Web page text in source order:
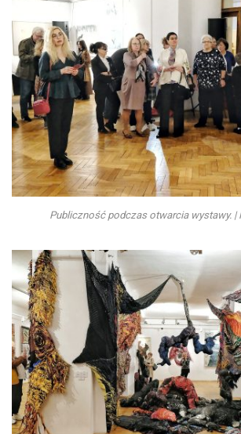
Publiczność podczas otwarcia wystawy. |